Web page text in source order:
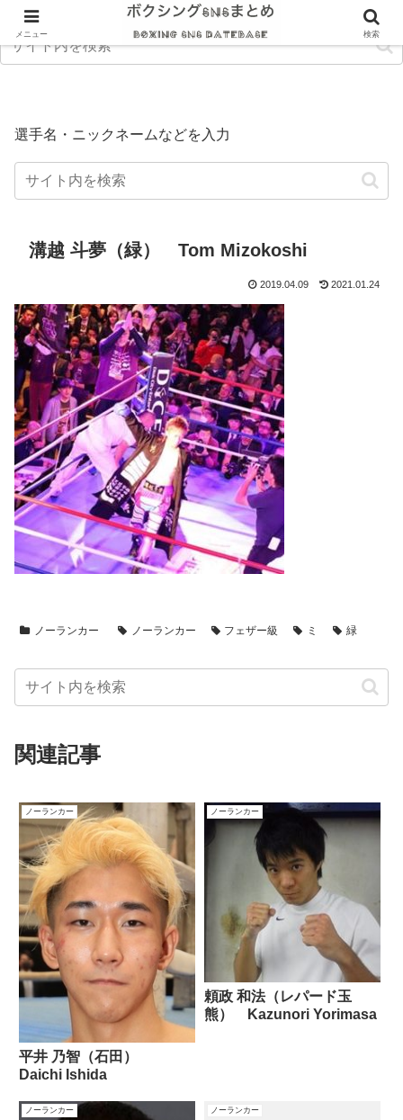
選手名・ニックネームなどを入力
溝越 斗夢（緑） Tom Mizokoshi
2019.04.09 2021.01.24
ノーランカー ノーランカー フェザー級 ミ 緑
関連記事
ノーランカー
平井 乃智（石田）
Daichi Ishida
ノーランカー
頼政 和法（レパード玉
熊） Kazunori Yorimasa
ノーランカー ノーランカー
メニュー 検索